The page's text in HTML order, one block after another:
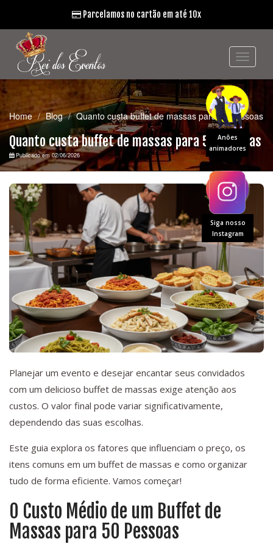
Anões
animadores
Siga nosso
Instagram
Parcelamos no cartão em até 10x
Home Blog Quanto custa buffet de massas para 50 pessoas
Quanto custa buffet de massas para 50 pessoas
Publicado em 02/06/2026
Planejar um evento e desejar encantar seus convidados
com um delicioso buffet de massas exige atenção aos
custos. O valor final pode variar significativamente,
dependendo das suas escolhas.
Este guia explora os fatores que influenciam o preço, os
itens comuns em um buffet de massas e como organizar
tudo de forma eficiente. Vamos começar!
O Custo Médio de um Buffet de
Massas para 50 Pessoas